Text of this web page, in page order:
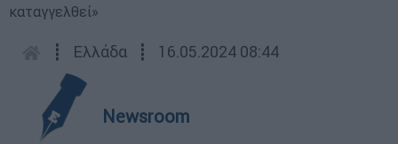
καταγγελθεί»
┋ Ελλάδα ┋ 16.05.2024 08:44
Newsroom